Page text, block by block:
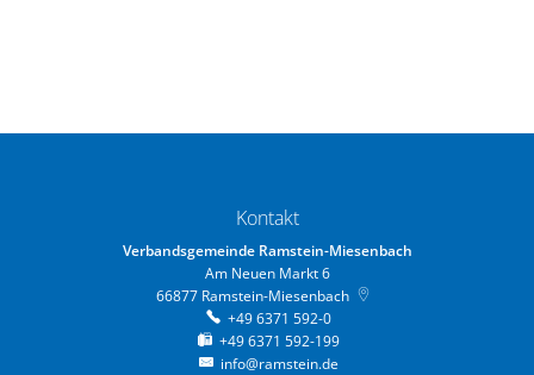
Kontakt
Verbandsgemeinde Ramstein-Miesenbach
Am Neuen Markt 6
66877 Ramstein-Miesenbach
+49 6371 592-0
+49 6371 592-199
info@ramstein.de